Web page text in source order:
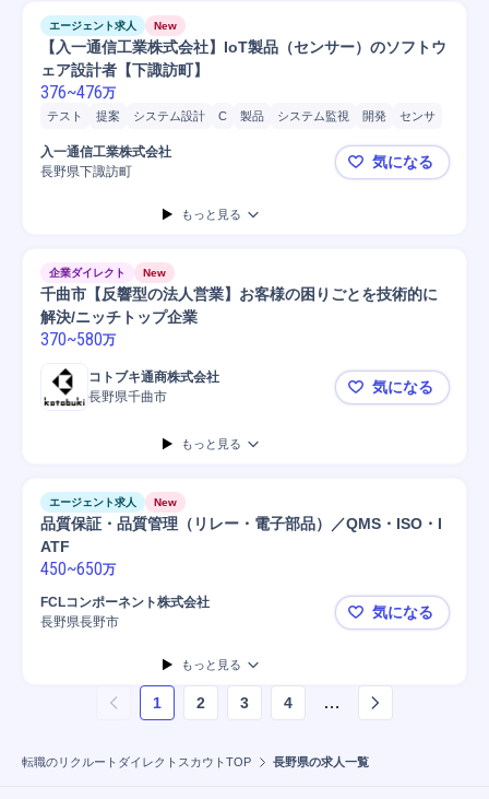
エージェント求人 New
【入一通信工業株式会社】IoT製品（センサー）のソフトウ
ェア設計者【下諏訪町】
376~476万
テスト 提案 システム設計 C 製品 システム監視 開発
センサ
ソフトウェア
クラウド
Microsoft Word
自動車/輸送機器
普通自動車 ロボット
入一通信工業株式会社
長野県下諏訪町
【入一通信
気になる
もっと見る
企業ダイレクト New
千曲市【反響型の法人営業】お客様の困りごとを技術的に
解決/ニッチトップ企業
370~580万
コトブキ通商株式会社
長野県千曲市
千曲市【反
気になる
もっと見る
エージェント求人 New
品質保証・品質管理（リレー・電子部品）／QMS・ISO・I
ATF
450~650万
FCLコンポーネント株式会社
長野県長野市
品質保証・
気になる
もっと見る
1 2 3 4 …
ページ1 を表示しています
転職のリクルートダイレクトスカウトTOP 長野県の求人一覧